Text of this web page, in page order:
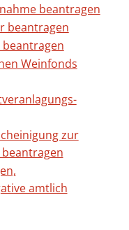
beantragen
beantragen
Weinfonds
zur
amtlich